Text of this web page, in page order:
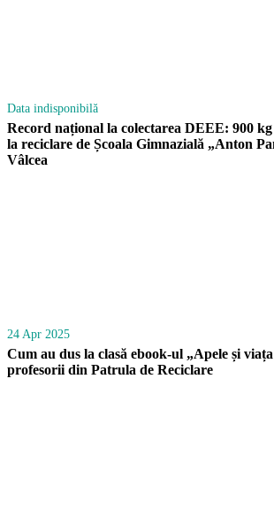
Data indisponibilă
Record național la colectarea DEEE: 900
la reciclare de Școala Gimnazială „Anton
Vâlcea
24 Apr 2025
Cum au dus la clasă ebook-ul „Apele și
profesorii din Patrula de Reciclare